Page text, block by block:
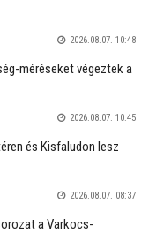
2026.08.07. 10:48
méréseket végeztek a
2026.08.07. 10:45
és Kisfaludon lesz
2026.08.07. 08:37
a Varkocs-